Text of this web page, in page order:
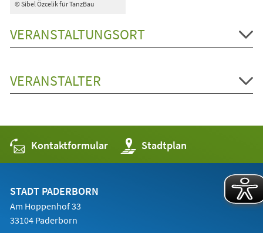
© Sibel Özcelik für TanzBau
VERANSTALTUNGSORT
VERANSTALTER
Kontaktformular Stadtplan
(Öffnet
in
einem
STADT PADERBORN
Am Hoppenhof 33
33104 Paderborn